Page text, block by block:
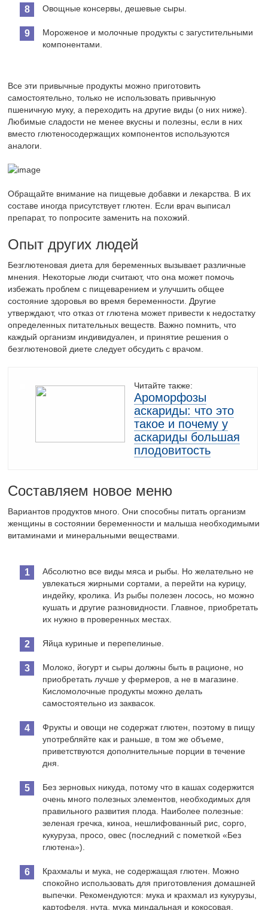
Овощные консервы, дешевые сыры.
Мороженое и молочные продукты с загустительными
компонентами.
Все эти привычные продукты можно приготовить
самостоятельно, только не использовать привычную
пшеничную муку, а переходить на другие виды (о них ниже).
Любимые сладости не менее вкусны и полезны, если в них
вместо глютеносодержащих компонентов используются
аналоги.
Обращайте внимание на пищевые добавки и лекарства. В их
составе иногда присутствует глютен. Если врач выписал
препарат, то попросите заменить на похожий.
Опыт других людей
Безглютеновая диета для беременных вызывает различные
мнения. Некоторые люди считают, что она может помочь
избежать проблем с пищеварением и улучшить общее
состояние здоровья во время беременности. Другие
утверждают, что отказ от глютена может привести к недостатку
определенных питательных веществ. Важно помнить, что
каждый организм индивидуален, и принятие решения о
безглютеновой диете следует обсудить с врачом.
Читайте также:
Ароморфозы
аскариды: что это
такое и почему у
аскариды большая
плодовитость
Составляем новое меню
Вариантов продуктов много. Они способны питать организм
женщины в состоянии беременности и малыша необходимыми
витаминами и минеральными веществами.
Абсолютно все виды мяса и рыбы. Но желательно не
увлекаться жирными сортами, а перейти на курицу,
индейку, кролика. Из рыбы полезен лосось, но можно
кушать и другие разновидности. Главное, приобретать
их нужно в проверенных местах.
Яйца куриные и перепелиные.
Молоко, йогурт и сыры должны быть в рационе, но
приобретать лучше у фермеров, а не в магазине.
Кисломолочные продукты можно делать
самостоятельно из заквасок.
Фрукты и овощи не содержат глютен, поэтому в пищу
употребляйте как и раньше, в том же объеме,
приветствуются дополнительные порции в течение
дня.
Без зерновых никуда, потому что в кашах содержится
очень много полезных элементов, необходимых для
правильного развития плода. Наиболее полезные:
зеленая гречка, киноа, нешлифованный рис, сорго,
кукуруза, просо, овес (последний с пометкой «Без
глютена»).
Крахмалы и мука, не содержащая глютен. Можно
спокойно использовать для приготовления домашней
выпечки. Рекомендуются: мука и крахмал из кукурузы,
картофеля, нута, мука миндальная и кокосовая.